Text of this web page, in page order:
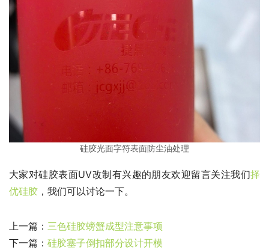
硅胶光面字符表面防尘油处理
大家对硅胶表面UV改制有兴趣的朋友欢迎留言关注我们择
优硅胶 ，我们可以讨论一下。
上一篇： 三色硅胶螃蟹成型注意事项
下一篇： 硅胶塞子倒扣部分设计开模